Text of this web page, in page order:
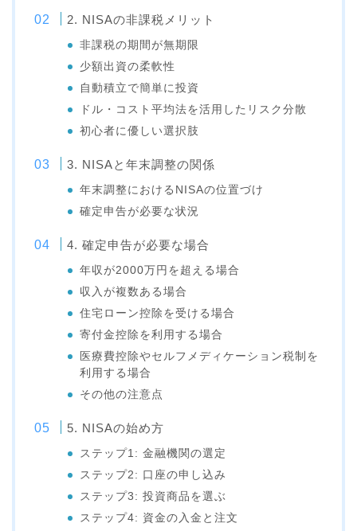
2. NISAの非課税メリット
非課税の期間が無期限
少額出資の柔軟性
自動積立で簡単に投資
ドル・コスト平均法を活用したリスク分散
初心者に優しい選択肢
3. NISAと年末調整の関係
年末調整におけるNISAの位置づけ
確定申告が必要な状況
4. 確定申告が必要な場合
年収が2000万円を超える場合
収入が複数ある場合
住宅ローン控除を受ける場合
寄付金控除を利用する場合
医療費控除やセルフメディケーション税制を
利用する場合
その他の注意点
5. NISAの始め方
ステップ1: 金融機関の選定
ステップ2: 口座の申し込み
ステップ3: 投資商品を選ぶ
ステップ4: 資金の入金と注文